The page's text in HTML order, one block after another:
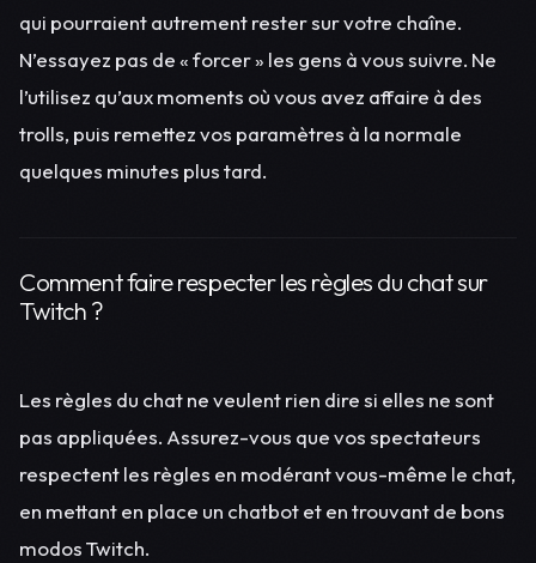
qui pourraient autrement rester sur votre chaîne.
N’essayez pas de « forcer » les gens à vous suivre. Ne
l’utilisez qu’aux moments où vous avez affaire à des
trolls, puis remettez vos paramètres à la normale
quelques minutes plus tard.
Comment faire respecter les règles du chat sur
Twitch ?
Les règles du chat ne veulent rien dire si elles ne sont
pas appliquées. Assurez-vous que vos spectateurs
respectent les règles en modérant vous-même le chat,
en mettant en place un chatbot et en trouvant de bons
modos Twitch.